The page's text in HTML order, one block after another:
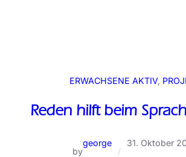
ERWACHSENE AKTIV,
Reden hilft beim
by
george
/
31. Oktober